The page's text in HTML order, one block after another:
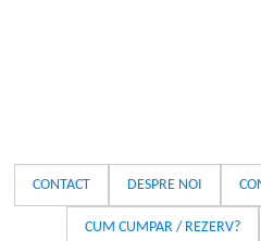
CONTACT DESPRE NOI
CUM CUMPAR / REZERV?